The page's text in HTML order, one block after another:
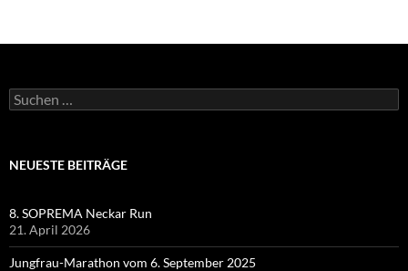
Suchen
nach:
NEUESTE BEITRÄGE
8. SOPREMA Neckar Run
21. April 2026
Jungfrau-Marathon vom 6. September 2025